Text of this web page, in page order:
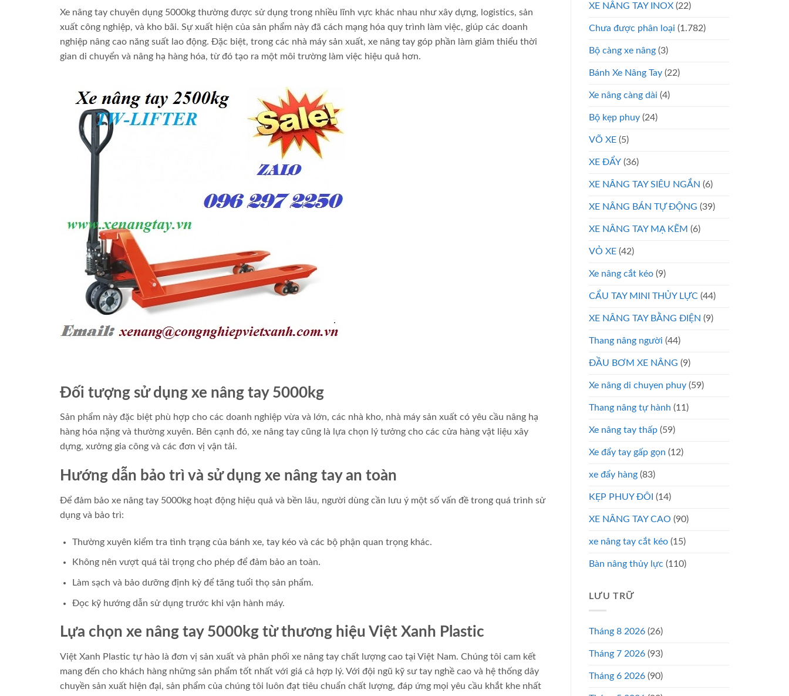
Xe nâng tay chuyên dụng 5000kg thường được sử dụng trong nhiều lĩnh vực khác nhau như xây dựng, logistics, sản
xuất công nghiệp, và kho bãi. Sự xuất hiện của sản phẩm này đã cách mạng hóa quy trình làm việc, giúp các doanh
nghiệp nâng cao năng suất lao động. Đặc biệt, trong các nhà máy sản xuất, xe nâng tay góp phần làm giảm thiểu thời
gian di chuyển và nâng hạ hàng hóa, từ đó tạo ra một môi trường làm việc hiệu quả hơn.
Đối tượng sử dụng xe nâng tay 5000kg
Sản phẩm này đặc biệt phù hợp cho các doanh nghiệp vừa và lớn, các nhà kho, nhà máy sản xuất có yêu cầu nâng hạ
hàng hóa nặng và thường xuyên. Bên cạnh đó, xe nâng tay cũng là lựa chọn lý tưởng cho các cửa hàng vật liệu xây
dựng, xưởng gia công và các đơn vị vận tải.
Hướng dẫn bảo trì và sử dụng xe nâng tay an toàn
Để đảm bảo xe nâng tay 5000kg hoạt động hiệu quả và bền lâu, người dùng cần lưu ý một số vấn đề trong quá trình sử
dụng và bảo trì:
Thường xuyên kiểm tra tình trạng của bánh xe, tay kéo và các bộ phận quan trọng khác.
Không nên vượt quá tải trọng cho phép để đảm bảo an toàn.
Làm sạch và bảo dưỡng định kỳ để tăng tuổi thọ sản phẩm.
Đọc kỹ hướng dẫn sử dụng trước khi vận hành máy.
Lựa chọn xe nâng tay 5000kg từ thương hiệu Việt Xanh Plastic
Việt Xanh Plastic tự hào là đơn vị sản xuất và phân phối xe nâng tay chất lượng cao tại Việt Nam. Chúng tôi cam kết
mang đến cho khách hàng những sản phẩm tốt nhất với giá cả hợp lý. Với đội ngũ kỹ sư tay nghề cao và hệ thống dây
chuyền sản xuất hiện đại, sản phẩm của chúng tôi luôn đạt tiêu chuẩn chất lượng, đáp ứng mọi yêu cầu khắt khe nhất
XE NÂNG TAY INOX (22)
Chưa được phân loại (1.782)
Bộ càng xe nâng (3)
Bánh Xe Nâng Tay (22)
Xe nâng càng dài (4)
Bộ kẹp phuy (24)
VÕ XE (5)
XE ĐẨY (36)
XE NÂNG TAY SIÊU NGẮN (6)
XE NÂNG BÁN TỰ ĐỘNG (39)
XE NÂNG TAY MẠ KẼM (6)
VỎ XE (42)
Xe nâng cắt kéo (9)
CẨU TAY MINI THỦY LỰC (44)
XE NÂNG TAY BẰNG ĐIỆN (9)
Thang nâng người (44)
ĐẦU BƠM XE NÂNG (9)
Xe nâng di chuyen phuy (59)
Thang nâng tự hành (11)
Xe nâng tay thấp (59)
Xe đẩy tay gấp gọn (12)
xe đẩy hàng (83)
KẸP PHUY ĐÔI (14)
XE NÂNG TAY CAO (90)
xe nâng tay cắt kéo (15)
Bàn nâng thủy lực (110)
LƯU TRỮ
Tháng 8 2026 (26)
Tháng 7 2026 (93)
Tháng 6 2026 (90)